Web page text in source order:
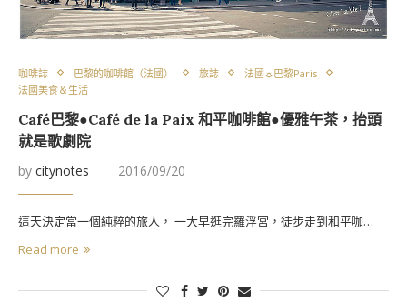
咖啡誌 巴黎的咖啡館（法國） 旅誌
法國☼巴黎Paris
法國美食＆生活
Café巴黎●Café de la Paix 和平咖啡館●優雅午茶，抬頭
就是歌劇院
by citynotes 2016/09/20
這天決定當一個純粹的旅人， 一大早逛完羅浮宮，徒步走到和平咖…
Read more